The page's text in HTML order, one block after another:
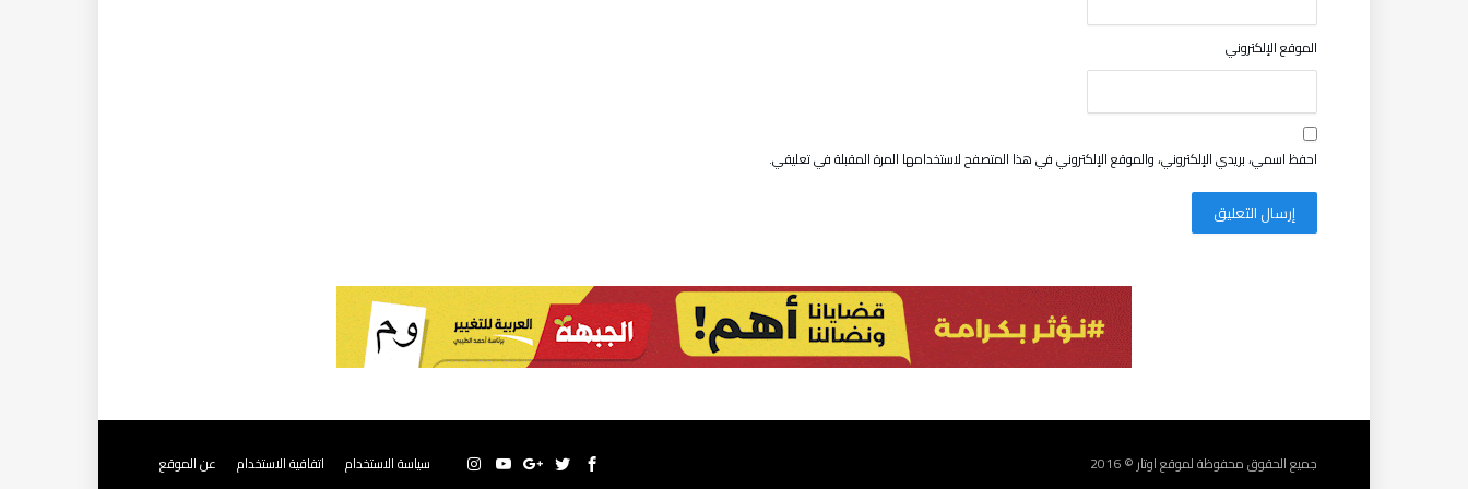
الموقع الإلكتروني
احفظ اسمي، بريدي الإلكتروني، والموقع الإلكتروني في هذا المتصفح لاستخدامها المرة المقبلة في تعليقي.
جميع الحقوق محفوظة لموقع اوتار © 2016 سياسة الاستخدام اتفاقية الاستخدام عن الموقع